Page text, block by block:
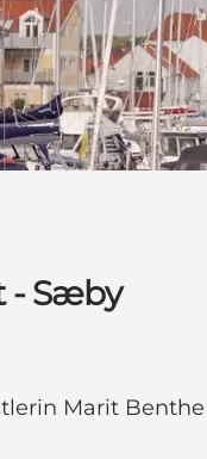
- Sæby
Marit